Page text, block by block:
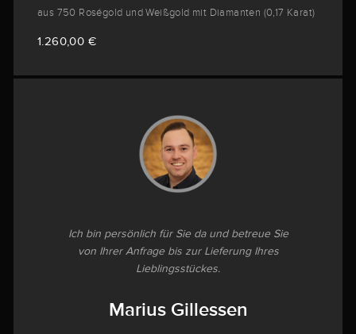
aus 750 Roségold und Weißgold mit Diamanten (0,17 Karat)
1.260,00 €
Ich bin persönlich für Sie da und betreue Sie
von Ihrer Anfrage bis zur Lieferung Ihres
Lieblingsstückes.
Marius Gillessen